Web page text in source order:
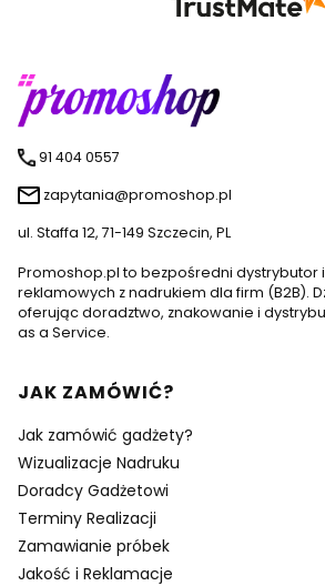
91 404 0557
zapytania@promoshop.pl
ul. Staffa 12, 71-149 Szczecin, PL
Promoshop.pl to bezpośredni dystrybutor
reklamowych z nadrukiem dla firm (B2B).
oferując doradztwo, znakowanie i
as a Service.
Linki w stopce
JAK ZAMÓWIĆ?
Jak zamówić gadżety?
Wizualizacje Nadruku
Doradcy Gadżetowi
Terminy Realizacji
Zamawianie próbek
Jakość i Reklamacje